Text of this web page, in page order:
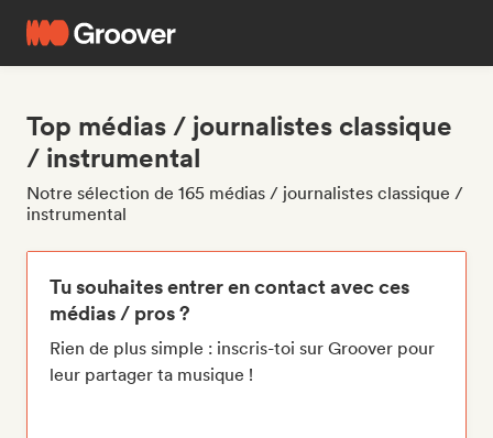
Top médias / journalistes classique
/ instrumental
Notre sélection de 165 médias / journalistes classique /
instrumental
Tu souhaites entrer en contact avec ces
médias / pros ?
Rien de plus simple : inscris-toi sur Groover pour
leur partager ta musique !